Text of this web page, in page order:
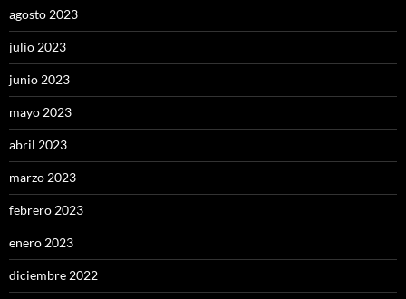
agosto 2023
julio 2023
junio 2023
mayo 2023
abril 2023
marzo 2023
febrero 2023
enero 2023
diciembre 2022